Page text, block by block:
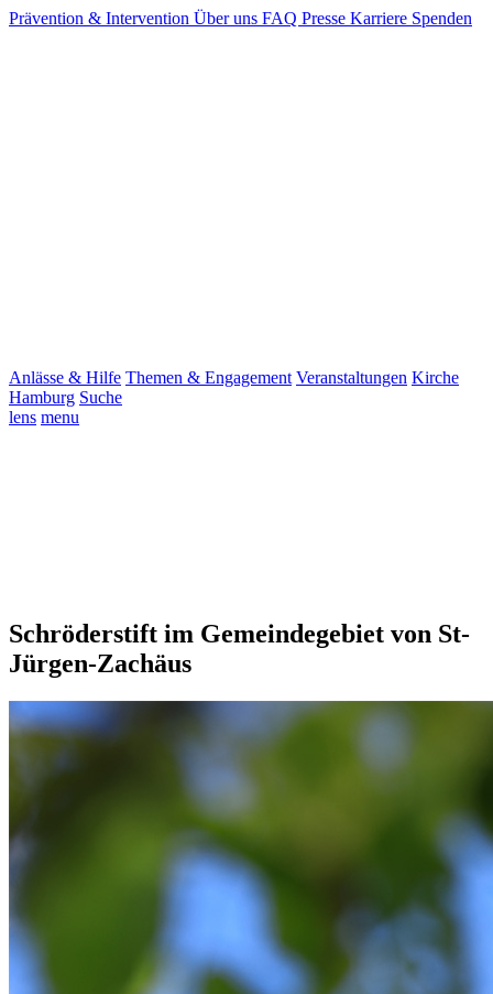
Prävention & Intervention Über uns FAQ Presse Karriere Spenden
Anlässe & Hilfe Themen & Engagement Veranstaltungen Kirche
Hamburg Suche
lens menu
Schröderstift im Gemeindegebiet von St-
Jürgen-Zachäus